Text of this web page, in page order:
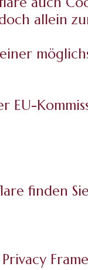
allein
EU-
finden